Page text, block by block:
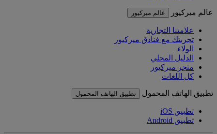
عالم ميركيور عالم ميركيور
علامتنا التجارية
تجربتك مع فنادق ميركيور
الولاء
الدليل المحلي
متجر ميركيور
كل اللغات
تطبيق الهاتف المحمول تطبيق الهاتف المحمول
تطبيق iOS
تطبيق Android